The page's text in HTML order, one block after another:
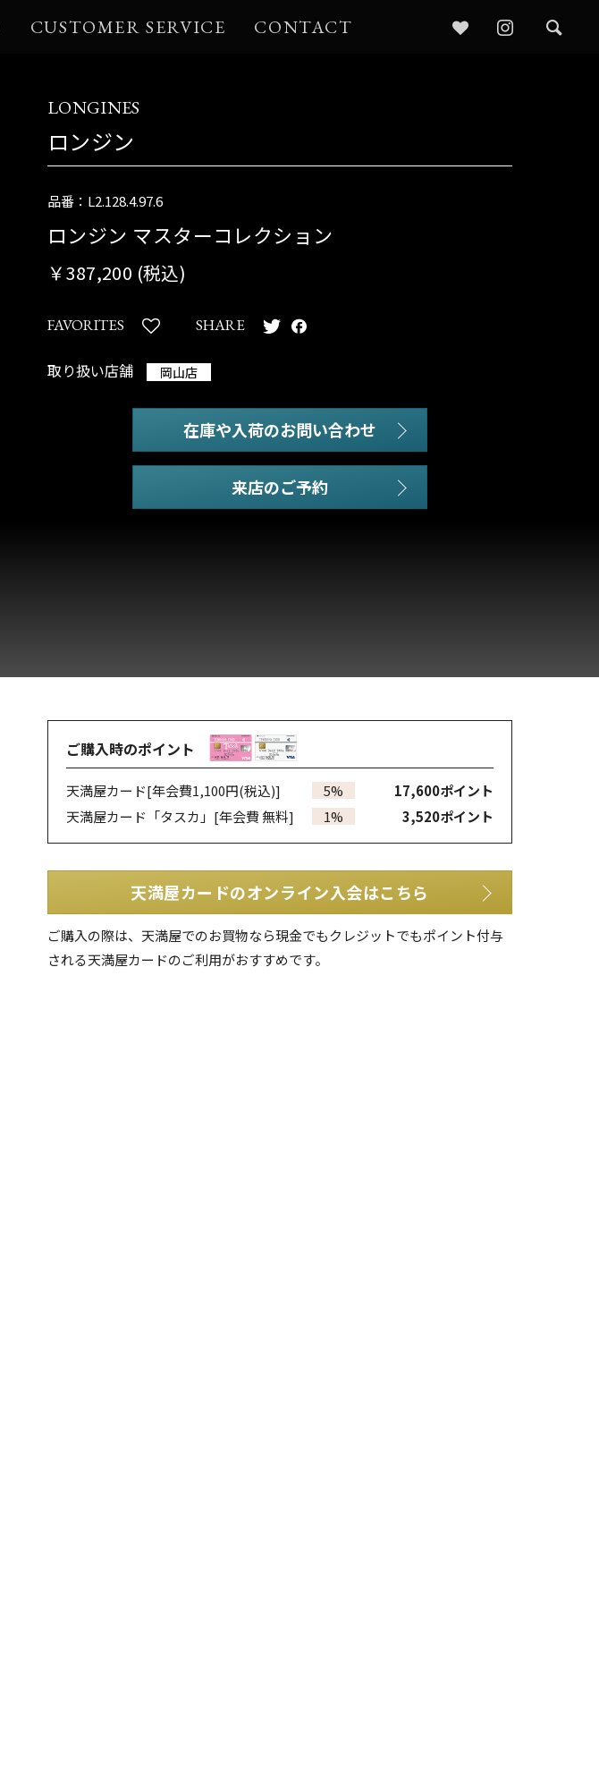
CUSTOMER SERVICE CONTACT
LONGINES
ロンジン
品番：L2.128.4.97.6
ロンジン マスターコレクション
￥387,200 (税込)
FAVORITES SHARE
取り扱い店舗 岡山店
在庫や入荷のお問い合わせ
ご購入時のポイント
天満屋カード[年会費1,100円(税込)] 5% 17,600ポイント
天満屋カード「タスカ」 [年会費 無料] 1% 3,520ポイント
天満屋カードのオンライン入会はこちら
ご購入の際は、天満屋でのお買物なら現金でもクレジットでもポイント付与
される天満屋カードのご利用がおすすめです。